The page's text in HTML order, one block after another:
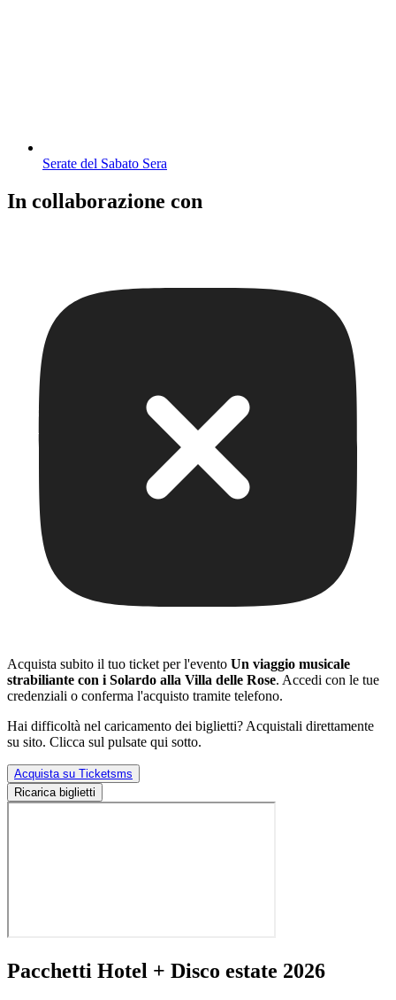
Serate del Sabato Sera
In collaborazione con
Acquista subito il tuo ticket per l'evento Un viaggio musicale
strabiliante con i Solardo alla Villa delle Rose. Accedi con le tue
credenziali o conferma l'acquisto tramite telefono.
Hai difficoltà nel caricamento dei biglietti? Acquistali direttamente
su sito. Clicca sul pulsate qui sotto.
Acquista su Ticketsms
Ricarica biglietti
Pacchetti Hotel + Disco estate 2026